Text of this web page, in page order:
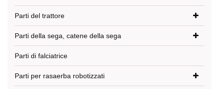
Parti del trattore
Parti della sega, catene della sega
Parti di falciatrice
Parti per rasaerba robotizzati